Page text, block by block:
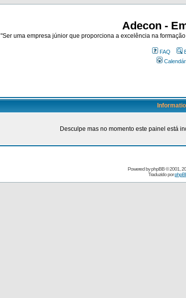
Adecon -
"Ser uma empresa júnior que proporciona a excelência na
FAQ
Desculpe mas no momento este painel está
Powered byphpBB© 2001,
Traduzido por